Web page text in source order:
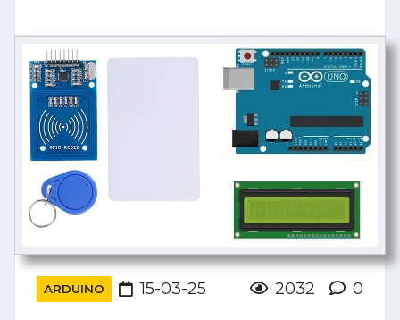
ARDUINO 15-03-25 2032 0